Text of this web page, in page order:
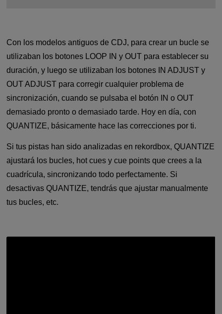
Con los modelos antiguos de CDJ, para crear un bucle se
utilizaban los botones LOOP IN y OUT para establecer su
duración, y luego se utilizaban los botones IN ADJUST y
OUT ADJUST para corregir cualquier problema de
sincronización, cuando se pulsaba el botón IN o OUT
demasiado pronto o demasiado tarde. Hoy en día, con
QUANTIZE, básicamente hace las correcciones por ti.
Si tus pistas han sido analizadas en rekordbox, QUANTIZE
ajustará los bucles, hot cues y cue points que crees a la
cuadrícula, sincronizando todo perfectamente. Si
desactivas QUANTIZE, tendrás que ajustar manualmente
tus bucles, etc.